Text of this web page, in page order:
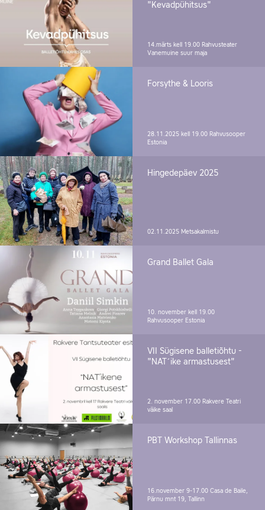
"Kevadpühitsus"
14.märts kell 19.00 Rahvusteater
Vanemuine suur maja
Forsythe & Looris
28.11.2025 kell 19.00 Rahvusooper
Estonia
Hingedepäev 2025
02.11.2025 Metsakalmistu
Grand Ballet Gala
10. november kell 19.00
Rahvusooper Estonia
VII Sügisene balletiõhtu -
"NAT´ike armastusest"
2. november 17.00 Rakvere Teatri
väike saal
PBT Workshop Tallinnas
16.november 9-17.00 Casa de Baile,
Pärnu mnt 19, Tallinn